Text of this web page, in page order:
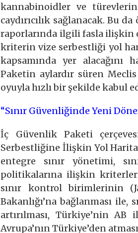
kannabinoidler ve
caydırıcılık sağlanacak. Bu
raporlarında ilgili fasla ilişkin
kriterin vize serbestliği yol
kapsamında yer alacağını
Paketin aylardır süren
oyuyla hızlı bir şekilde kabul
“Sınır Güvenliğinde Yeni
İç Güvenlik Paketi
Serbestliğine İlişkin Yol
entegre sınır yönetimi,
politikalarına ilişkin
sınır kontrol birimlerinin
Bakanlığı’na bağlanması
artırılması, Türkiye’nin
Avrupa’nın Türkiye’den